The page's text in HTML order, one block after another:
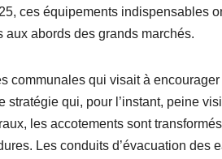
ces équipements indispensables
abords des grands marchés.
communales qui visait à
qui, pour l’instant, peine
les accotements sont
Les conduits d’évacuation des